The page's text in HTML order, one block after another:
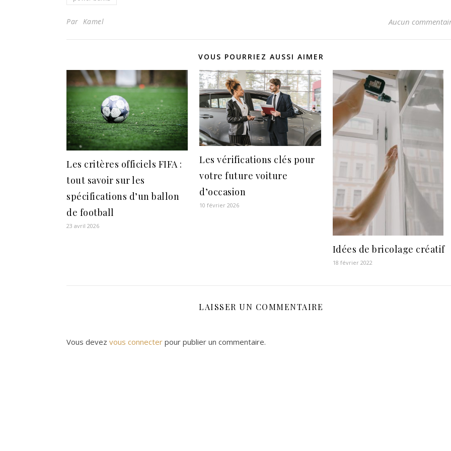
Par Kamel Aucun
VOUS POURRIEZ AUSSI AIMER
Les critères officiels FIFA :
tout savoir sur les
spécifications d’un ballon
de football
23 avril 2026
Les vérifications clés pour
votre future voiture
d’occasion
10 février 2026
Idées de bricolage créatif
18 février 2022
LAISSER UN COMMENTAIRE
Vous devez vous connecter pour publier un commentaire.